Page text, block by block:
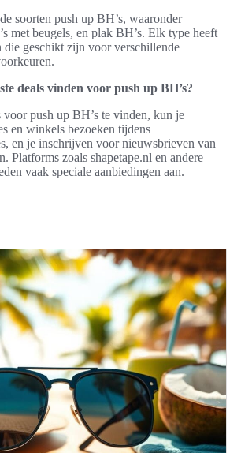
soorten push up BH’s, waaronder
met beugels, en plak BH’s. Elk type heeft
die geschikt zijn voor verschillende
deals vinden voor push up BH’s?
voor push up BH’s te vinden, kun je
en winkels bezoeken tijdens
en je inschrijven voor nieuwsbrieven van
Platforms zoals shapetape.nl en andere
vaak speciale aanbiedingen aan.